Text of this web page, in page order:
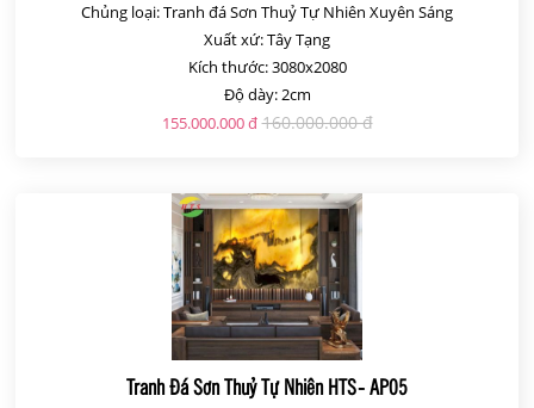
Chủng loại: Tranh đá Sơn Thuỷ Tự Nhiên Xuyên Sáng
Xuất xứ: Tây Tạng
Kích thước: 3080x2080
Độ dày: 2cm
155.000.000 đ 160.000.000 đ
Tranh Đá Sơn Thuỷ Tự Nhiên HTS- AP05